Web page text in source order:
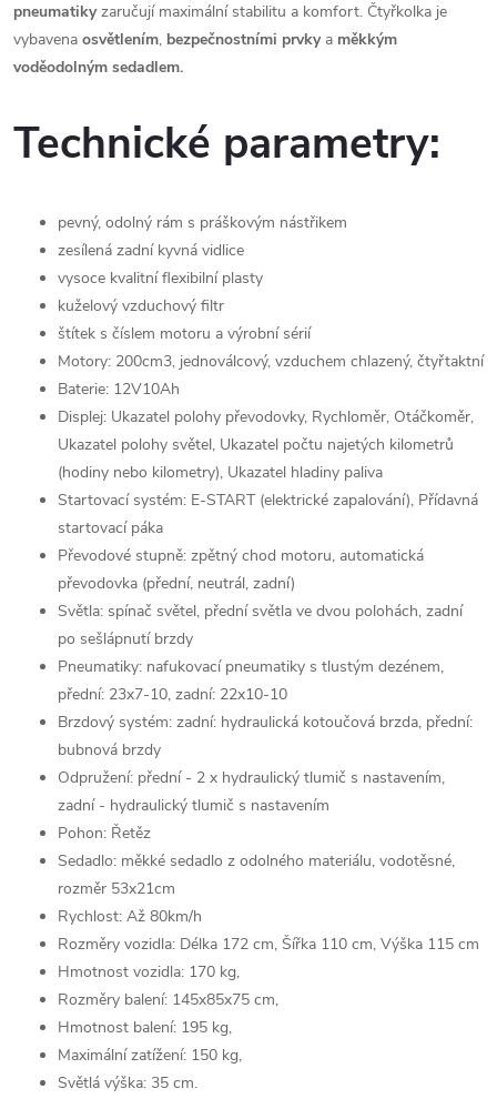
pneumatikyzaručují maximální stabilitu a komfort. Čtyřkolka je
vybavena osvětlením, bezpečnostními prvkya měkkým
voděodolným sedadlem.
Technické parametry:
pevný, odolný rám s práškovým nástřikem
zesílená zadní kyvná vidlice
vysoce kvalitní flexibilní plasty
kuželový vzduchový filtr
štítek s číslem motoru a výrobní sérií
Motory: 200cm3, jednoválcový, vzduchem chlazený, čtyřtaktní
Baterie: 12V10Ah
Displej: Ukazatel polohy převodovky, Rychloměr, Otáčkoměr,
Ukazatel polohy světel, Ukazatel počtu najetých kilometrů
(hodiny nebo kilometry), Ukazatel hladiny paliva
Startovací systém: E-START (elektrické zapalování), Přídavná
startovací páka
Převodové stupně: zpětný chod motoru, automatická
převodovka (přední, neutrál, zadní)
Světla: spínač světel, přední světla ve dvou polohách, zadní
po sešlápnutí brzdy
Pneumatiky: nafukovací pneumatiky s tlustým dezénem,
přední: 23x7-10, zadní: 22x10-10
Brzdový systém: zadní: hydraulická kotoučová brzda, přední:
bubnová brzdy
Odpružení: přední - 2 x hydraulický tlumič s nastavením,
zadní - hydraulický tlumič s nastavením
Pohon: Řetěz
Sedadlo: měkké sedadlo z odolného materiálu, vodotěsné,
rozměr 53x21cm
Rychlost: Až 80km/h
Rozměry vozidla: Délka 172 cm, Šířka 110 cm, Výška 115 cm
Hmotnost vozidla: 170 kg,
Rozměry balení: 145x85x75 cm,
Hmotnost balení: 195 kg,
Maximální zatížení: 150 kg,
Světlá výška: 35 cm.